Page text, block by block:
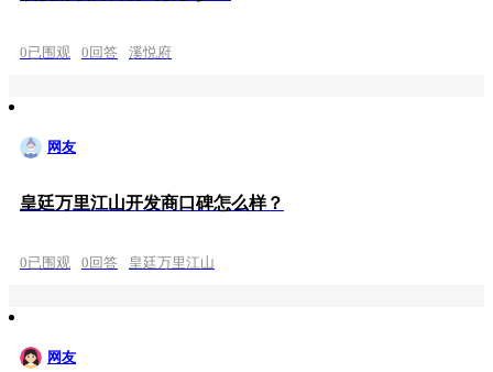
0已围观 0回答 溪悦府
网友
皇廷万里江山开发商口碑怎么样？
0已围观 0回答 皇廷万里江山
网友